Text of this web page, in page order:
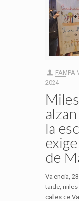
FAMPA
2024
la
de
Valencia,
tarde,
calles de